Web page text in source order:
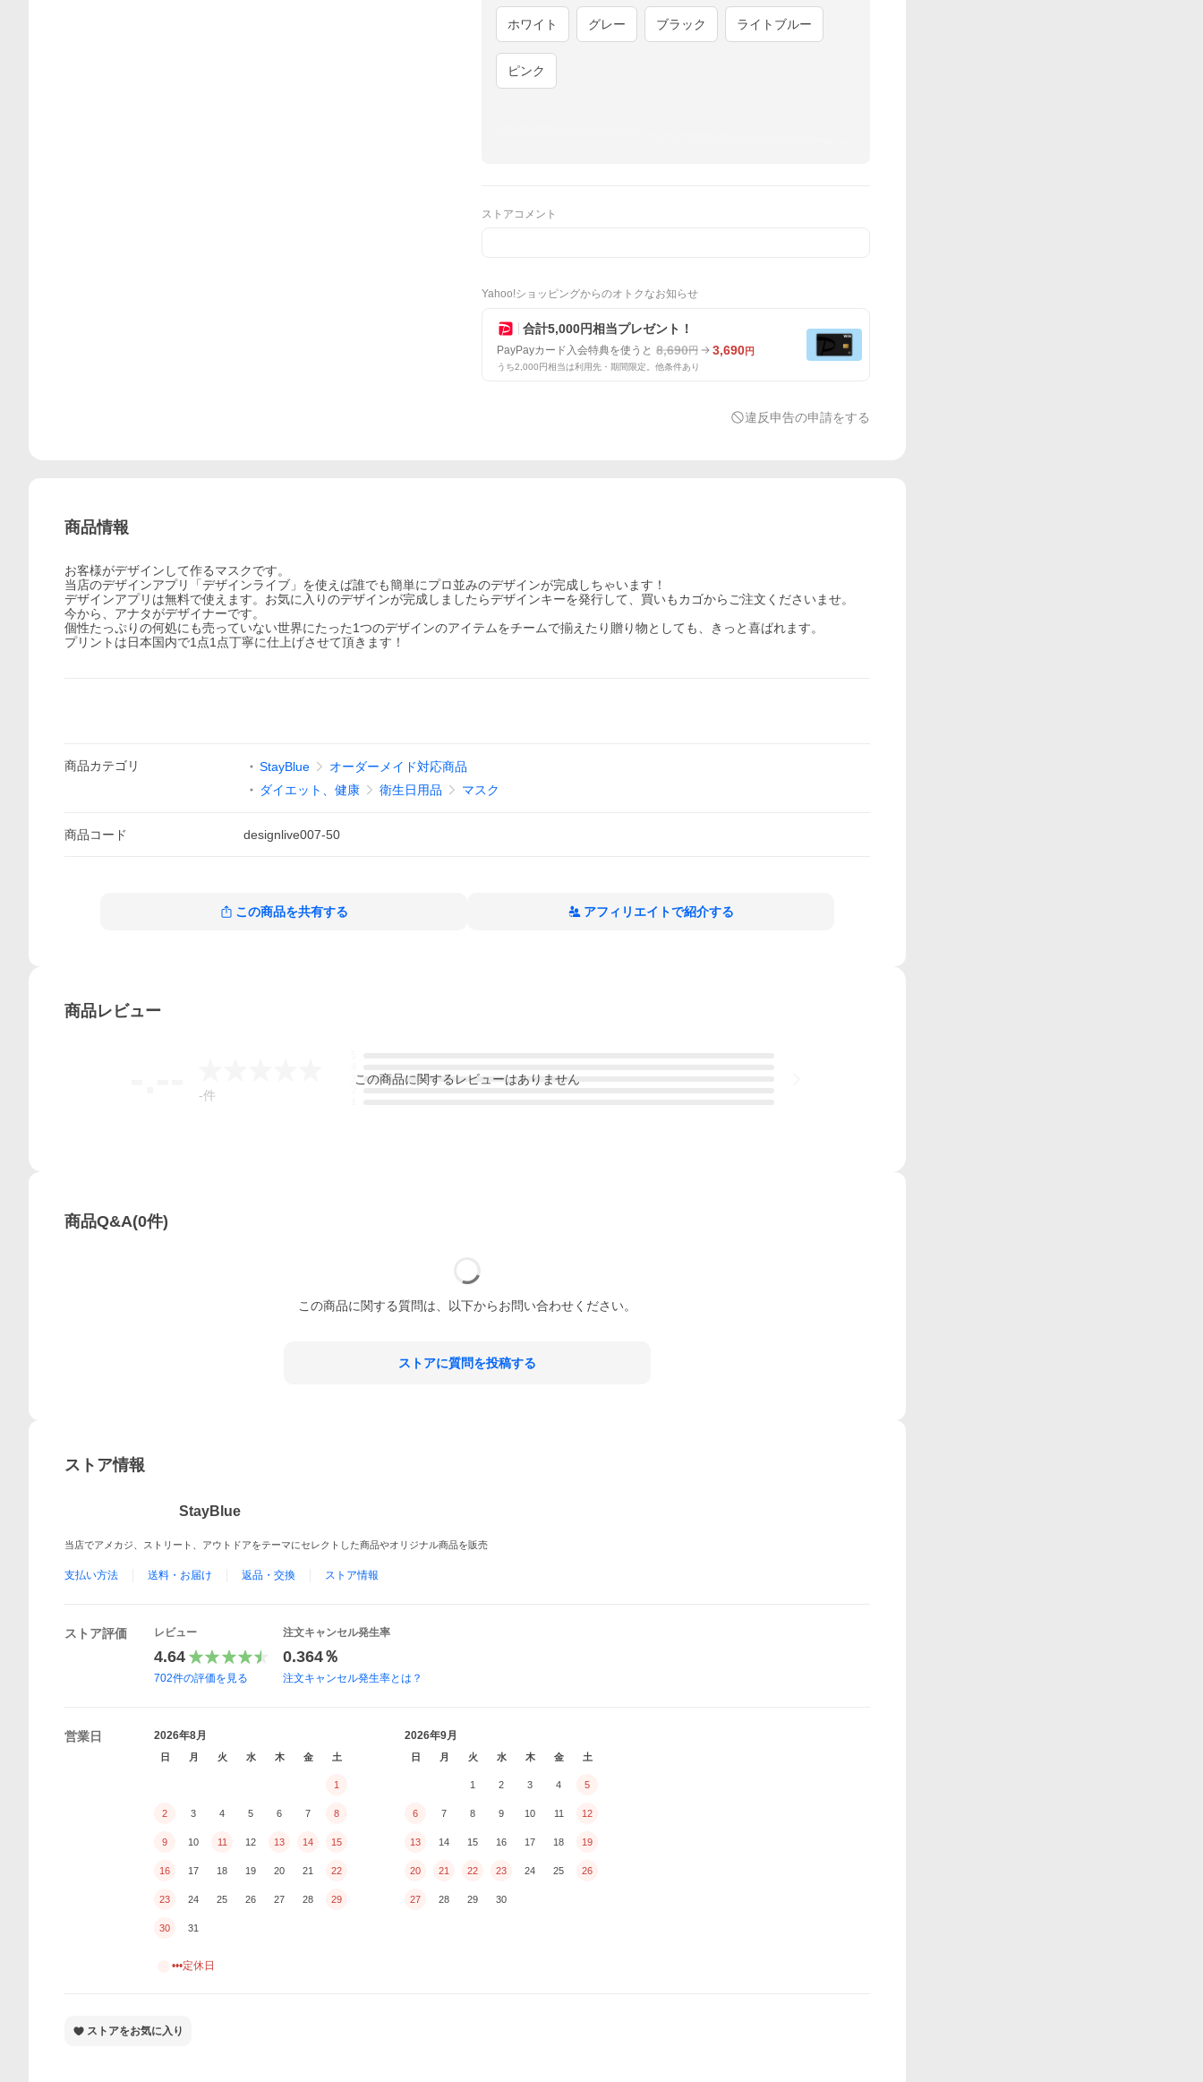
ホワイト グレー ブラック ライトブルー
ピンク
ストアコメント
Yahoo!ショッピングからのオトクなお知らせ
合計5,000円相当プレゼント！
PayPayカード入会特典を使うと 8,690円 3,690円
うち2,000円相当は利用先・期間限定。他条件あり
違反申告の申請をする
商品情報
お客様がデザインして作るマスクです。
当店のデザインアプリ「デザインライブ」を使えば誰でも簡単にプロ並みのデザインが完成しちゃいます！
デザインアプリは無料で使えます。お気に入りのデザインが完成しましたらデザインキーを発行して、買いもカゴからご注文くださいませ。
今から、アナタがデザイナーです。
個性たっぷりの何処にも売っていない世界にたった1つのデザインのアイテムをチームで揃えたり贈り物としても、きっと喜ばれます。
プリントは日本国内で1点1点丁寧に仕上げさせて頂きます！
商品カテゴリ StayBlue
オーダーメイド対応商品
ダイエット、健康
衛生日用品 マスク
商品コード designlive007-50
この商品を共有する アフィリエイトで紹介する
商品レビュー
-件
この商品に関するレビューはありません
商品Q&A(0件)
この商品に関する質問は、以下からお問い合わせください。
ストアに質問を投稿する
ストア情報
StayBlue
当店でアメカジ、ストリート、アウトドアをテーマにセレクトした商品やオリジナル商品を販売
支払い方法 送料・お届け 返品・交換 ストア情報
ストア評価 レビュー
4.64
702件の評価を見る
注文キャンセル発生率
0.364％
注文キャンセル発生率とは？
営業日 2026年8月
日 月 火 水 木 金 土
1
2 3 4 5 6 7 8
9 10 11 12 13 14 15
16 17 18 19 20 21 22
23 24 25 26 27 28 29
30 31
2026年9月
日 月 火 水 木 金 土
1 2 3 4 5
6 7 8 9 10 11 12
13 14 15 16 17 18 19
20 21 22 23 24 25 26
27 28 29 30
•••定休日
ストアをお気に入り